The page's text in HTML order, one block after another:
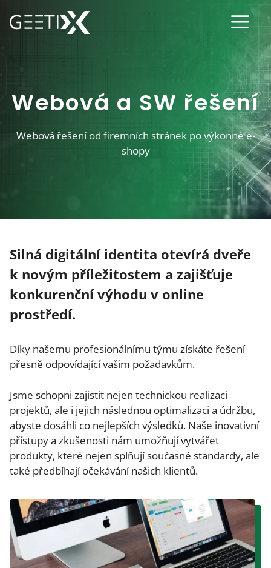
na
Webová a SW řešení
Webová řešení od firemních stránek po výkonné e-
shopy
Silná digitální identita otevírá dveře
k novým příležitostem a zajišťuje
konkurenční výhodu v online
prostředí.
Díky našemu profesionálnímu týmu získáte řešení
přesně odpovídající vašim požadavkům.
Jsme schopni zajistit nejen technickou realizaci
projektů, ale i jejich následnou optimalizaci a údržbu,
abyste dosáhli co nejlepších výsledků. Naše inovativní
přístupy a zkušenosti nám umožňují vytvářet
produkty, které nejen splňují současné standardy, ale
také předbíhají očekávání našich klientů.